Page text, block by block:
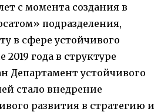
с момента создания в
подразделения,
в сфере устойчивого
2019 года в структуре
Департамент устойчивого
стало внедрение
развития в стратегию и